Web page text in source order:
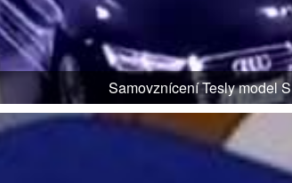
Samovznícení Tesly model S